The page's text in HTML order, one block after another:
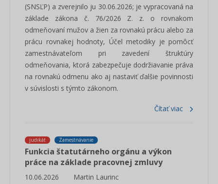
(SNSĽP) a zverejnilo ju 30.06.2026; je vypracovaná na
základe zákona č. 76/2026 Z. z. o rovnakom
odmeňovaní mužov a žien za rovnakú prácu alebo za
prácu rovnakej hodnoty, Účel metodiky je pomôcť
zamestnávateľom pri zavedení štruktúry
odmeňovania, ktorá zabezpečuje dodržiavanie práva
na rovnakú odmenu ako aj nastaviť ďalšie povinnosti
v súvislosti s týmto zákonom.
Čítať viac
judikát Zamestnávanie
Funkcia štatutárneho orgánu a výkon
práce na základe pracovnej zmluvy
10.06.2026
Martin Laurinc